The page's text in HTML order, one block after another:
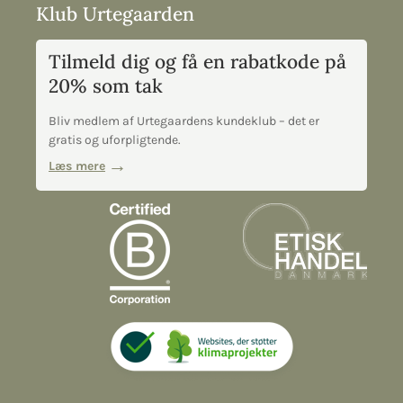
Klub Urtegaarden
Tilmeld dig og få en rabatkode på
20% som tak
Bliv medlem af Urtegaardens kundeklub – det er
gratis og uforpligtende.
Læs mere